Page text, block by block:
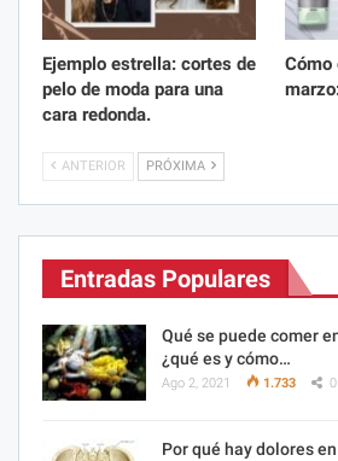
Ejemplo estrella: cortes de
pelo de moda para una
cara redonda.
Cómo
ANTERIOR PRÓXIMA
Entradas Populares
Qué se puede comer
¿qué es y cómo…
Ago 2, 2021 1.733 0
Por qué hay dolores